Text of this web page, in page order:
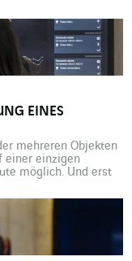
neue Studie über die
die Beschäftigung.
EINES
mehreren Objekten
einer einzigen
möglich. Und erst
Manager träumen
Building-Lösungen
, […]